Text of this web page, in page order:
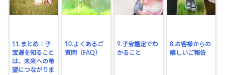
11.まとめ｜子
宝運を知ること
は、未来への希
望につながりま
10.よくあるご
質問（FAQ）
9.子宝鑑定でわ
かること
8.お客様からの
嬉しいご報告